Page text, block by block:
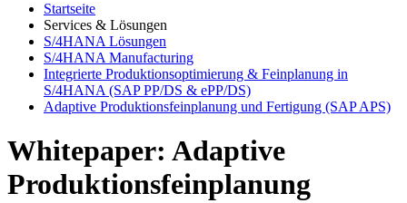
Startseite
Services & Lösungen
S/4HANA Lösungen
S/4HANA Manufacturing
Integrierte Produktionsoptimierung & Feinplanung in
S/4HANA (SAP PP/DS & ePP/DS)
Adaptive Produktionsfeinplanung und Fertigung (SAP APS)
Whitepaper: Adaptive
Produktionsfeinplanung